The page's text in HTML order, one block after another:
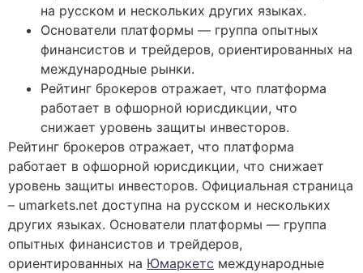
на русском и нескольких других языках.
Основатели платформы — группа опытных
финансистов и трейдеров, ориентированных на
международные рынки.
Рейтинг брокеров отражает, что платформа
работает в офшорной юрисдикции, что
снижает уровень защиты инвесторов.
Рейтинг брокеров отражает, что платформа
работает в офшорной юрисдикции, что снижает
уровень защиты инвесторов. Официальная страница
– umarkets.net доступна на русском и нескольких
других языках. Основатели платформы — группа
опытных финансистов и трейдеров,
ориентированных на Юмаркетс международные